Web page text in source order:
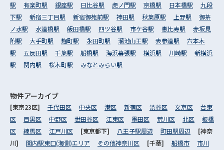
駅
有楽町駅 銀座駅 日比谷駅 虎ノ門駅 京橋駅 日本橋駅
九段
下駅
新宿三丁目駅 新宿御苑前駅 神田駅 秋葉原駅 上野駅
御茶
ノ水駅
水道橋駅 飯田橋駅 四ツ谷駅 市ケ谷駅 恵比寿駅
赤坂見
附駅
大手町駅 麹町駅 永田町駅 溜池山王駅 表参道駅
六本木
駅
五反田駅 千葉駅 船橋駅 海浜幕張駅 横浜駅 川崎駅
新横浜
駅
関内駅 桜木町駅 みなとみらい駅
物件アーカイブ
[東京23区] 千代田区 中央区 港区 新宿区 渋谷区 文京区
台東
区
目黒区 中野区 世田谷区 江東区 墨田区 荒川区 北区
板橋
区
練馬区 江戸川区 [東京都下] 八王子駅周辺 町田駅周辺
[神奈
川] 関内駅東口(海側)エリア その他神奈川区 [千葉] 船橋市 市川